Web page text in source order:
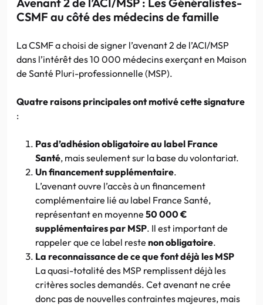
CSMF au côté des médecins de famille
La CSMF a choisi de signer l’avenant 2 de l’ACI/MSP
dans l’intérêt des 10 000 médecins exerçant en Maison
de Santé Pluri-professionnelle (MSP).
Quatre raisons principales ont motivé cette signature
:
Pas d’adhésion obligatoire au label France
Santé, mais seulement sur la base du volontariat.
Un financement supplémentaire.
L’avenant ouvre l’accès à un financement
complémentaire lié au label France Santé,
représentant en moyenne 50 000 €
supplémentaires par MSP. Il est important de
rappeler que ce label reste non obligatoire.
La reconnaissance de ce que font déjà les MSP
La quasi-totalité des MSP remplissent déjà les
critères socles demandés. Cet avenant ne crée
donc pas de nouvelles contraintes majeures, mais